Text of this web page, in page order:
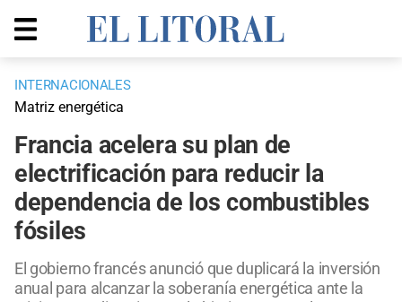
INTERNACIONALES
Matriz energética
Francia acelera su plan de
electrificación para reducir la
dependencia de los combustibles
fósiles
El gobierno francés anunció que duplicará la inversión
anual para alcanzar la soberanía energética ante la